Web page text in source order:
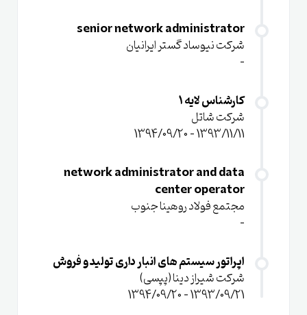
senior network administrator
شرکت نیوساد گستر ایرانیان
-
کارشناس لایه 1
شرکت شاتل
1393/11/11 - 1394/09/20
network administrator and data
center operator
مجتمع فولاد روهینا جنوب
-
اپراتور سیستم های انبار داری تولید و فروش
شرکت شیراز دینا (پپسی)
1393/09/21 - 1394/09/20